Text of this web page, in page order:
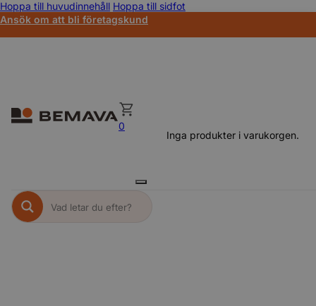
Hoppa till huvudinnehåll Hoppa till sidfot
Ansök om att bli företagskund
0
Inga produkter i varukorgen.